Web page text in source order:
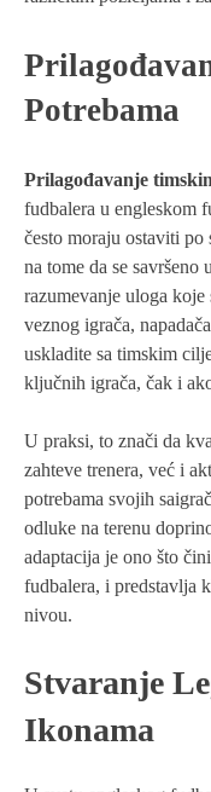
Potrebama
Prilagođavanje
fudbalera u engleskom
često moraju ostaviti
na tome da se
razumevanje uloga
veznog igrača,
uskladite sa timskim
ključnih igrača, čak i
U praksi, to znači da
zahteve trenera, već i
potrebama svojih
odluke na terenu
adaptacija je ono što
fudbalera, i predstavlja
nivou.
Stvaranje
Ikonama